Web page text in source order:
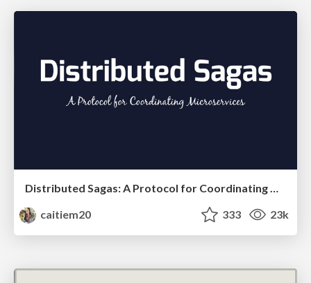
Distributed Sagas: A Protocol for Coordinating Microservices
caitiem20
333 23k